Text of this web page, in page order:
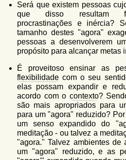
Será que existem pessoas
que disso resultam
procrastinações e inércia?
tamanho destes "agora"
pessoas a desenvolverem
propósito para alcançar metas
É proveitoso ensinar as
flexibilidade com o seu
elas possam expandir e
acordo com o contexto?
são mais apropriados para
para um "agora" reduzido?
um senso expandido do
meditação - ou talvez a
"agora." Talvez ambientes de
um "agora" reduzido, e as